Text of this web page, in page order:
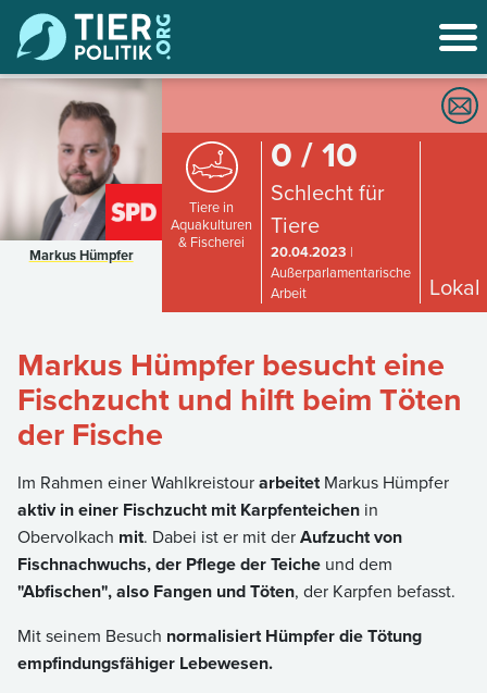
Markus Hümpfer
Tiere in
Aquakulturen
& Fischerei
0 / 10
Schlecht für
Tiere
20.04.2023 |
Außerparlamentarische
Arbeit
Lokal
Markus Hümpfer besucht eine
Fischzucht und hilft beim Töten
der Fische
Im Rahmen einer WahlkreistourarbeitetMarkus Hümpfer
aktiv in einer Fischzucht mit Karpfenteichen in
Obervolkach mit. Dabei ist er mit derAufzucht von
Fischnachwuchs, der Pflege der Teiche und dem
"Abfischen", also Fangen und Töten, der Karpfen befasst.
Mit seinem Besuch normalisiert Hümpfer die Tötung
empfindungsfähiger Lebewesen.